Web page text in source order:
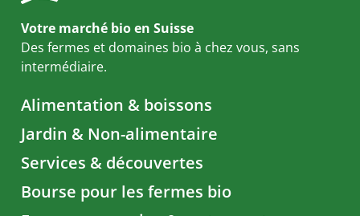
Votre marché bio en Suisse
Des fermes et domaines bio à chez vous, sans
intermédiaire.
Alimentation & boissons
Jardin & Non-alimentaire
Services & découvertes
Bourse pour les fermes bio